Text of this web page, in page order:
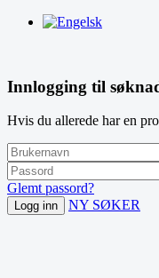
Innlogging til
Hvis du allerede har en
Glemt passord?
Logg inn NY SØKER